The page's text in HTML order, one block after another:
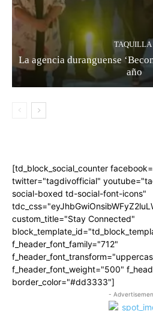
TAQUILLA
La agencia duranguense
año
[td_block_social_counter
twitter="tagdivofficial"
social-boxed td-social-font-icons"
custom_title="Stay Connected"
f_header_font_family="712"
f_header_font_weight="500"
border_color="#dd3333"]
-